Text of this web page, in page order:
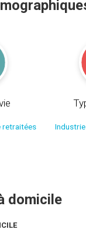
retraitées
domicile